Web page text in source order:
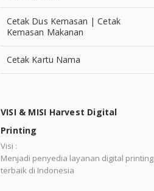
Cetak Dus Kemasan | Cetak
Kemasan Makanan
Cetak Kartu Nama
VISI & MISI Harvest Digital
Printing
Visi :
Menjadi penyedia layanan digital printing
terbaik di Indonesia